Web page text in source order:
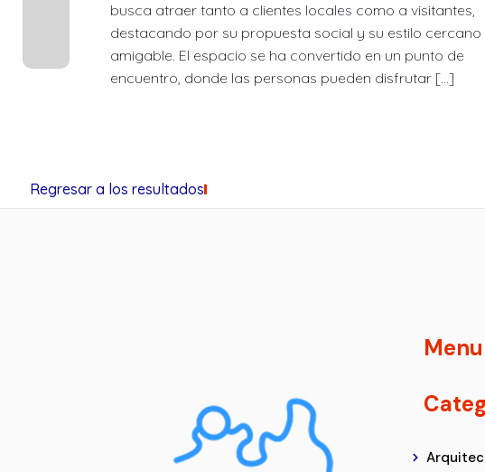
busca atraer tanto a clientes locales como a visitantes,
destacando por su propuesta social y su estilo cercano
amigable. El espacio se ha convertido en un punto de
encuentro, donde las personas pueden disfrutar […]
Regresar a los resultados
Menu